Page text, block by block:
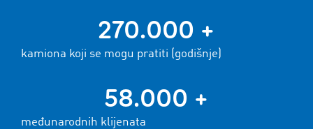
270.000 +
kamiona koji se mogu pratiti (godišnje)
58.000 +
međunarodnih klijenata